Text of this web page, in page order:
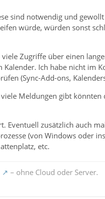
sind notwendig und
würde, würden sonst
Zugriffe über einen
Ich habe nicht im
(Sync-Add-ons,
Meldungen gibt könnten
Eventuell zusätzlich auch
(von Windows oder
etc.
– ohne Cloud oder Server.